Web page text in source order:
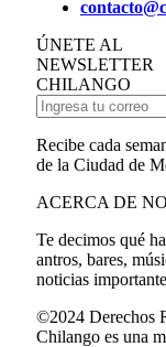
ÚNETE AL
NEWSLETTER
CHILANGO
Recibe cada
de la Ciudad de
ACERCA DE
Te decimos qué
antros, bares,
noticias
©2024 Derechos
Chilango es una